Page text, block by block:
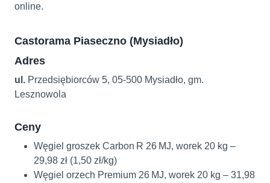
online.
Castorama Piaseczno (Mysiadło)
Adres
ul. Przedsiębiorców 5, 05‑500 Mysiadło, gm.
Lesznowola
Ceny
Węgiel groszek Carbon R 26 MJ, worek 20 kg –
29,98 zł (1,50 zł/kg)
Węgiel orzech Premium 26 MJ, worek 20 kg – 31,98